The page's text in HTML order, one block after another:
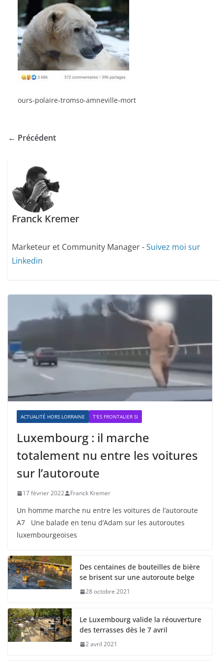
ours-polaire-tromso-amneville-mort
← Précédent
Franck Kremer
Marketeur et Community Manager -Suivez moi sur
Linkedin
ACTUALITÉ HORS LORRAINE T'ES FRONTALIER SI
Luxembourg : il marche
totalement nu entre les voitures
sur l’autoroute
17 février 2022 Franck Kremer
Un homme marche nu entre les voitures de l’autoroute
A7 Une balade en tenu d’Adam sur les autoroutes
luxembourgeoises
Des centaines de bouteilles de bière
se brisent sur une autoroute belge
28 octobre 2021
Le Luxembourg valide la réouverture
des terrasses dès le 7 avril
2 avril 2021